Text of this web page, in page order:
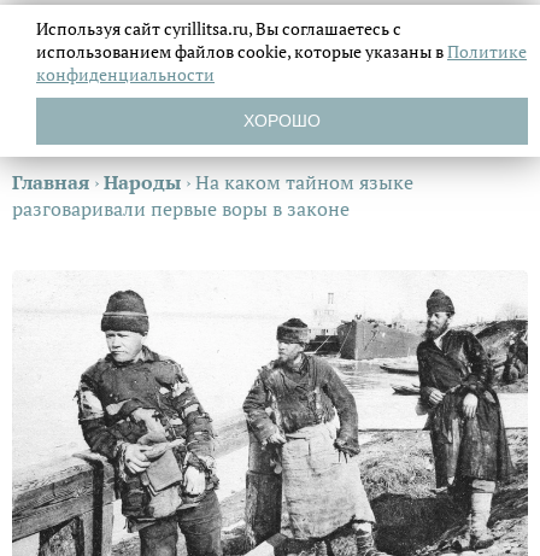
Главная ›Народы ›На каком тайном языке
разговаривали первые воры в законе
Используя сайт cyrillitsa.ru, Вы соглашаетесь с
использованием файловcookie, которые указаны вПолитике
конфиденциальности
ХОРОШО